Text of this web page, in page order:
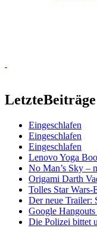
LetzteBeiträge
Eingeschlafen
Eingeschlafen
Eingeschlafen
Lenovo Yoga
No Man’s Sky –
Origami Darth
Tolles Star Wars-
Der neue Trailer:
Google
Die Polizei bittet